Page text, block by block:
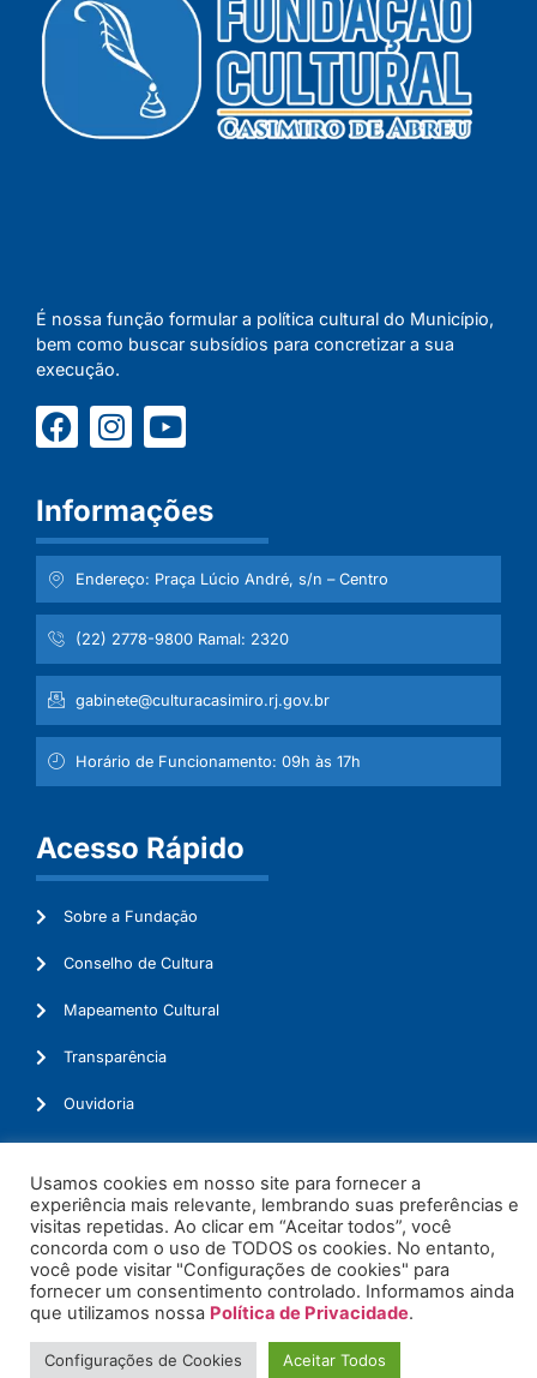
É nossa função formular a política cultural do Município,
bem como buscar subsídios para concretizar a sua
execução.
Informações
Endereço: Praça Lúcio André, s/n – Centro
(22) 2778-9800 Ramal: 2320
gabinete@culturacasimiro.rj.gov.br
Horário de Funcionamento: 09h às 17h
Acesso Rápido
Sobre a Fundação
Conselho de Cultura
Mapeamento Cultural
Transparência
Ouvidoria
© 2026. Todos os Direitos Reservados.
Usamos cookies em nosso site para fornecer a
experiência mais relevante, lembrando suas preferências e
visitas repetidas. Ao clicar em “Aceitar todos”, você
concorda com o uso de TODOS os cookies. No entanto,
você pode visitar "Configurações de cookies" para
fornecer um consentimento controlado. Informamos ainda
que utilizamos nossa Política de Privacidade.
Configurações de Cookies Aceitar Todos